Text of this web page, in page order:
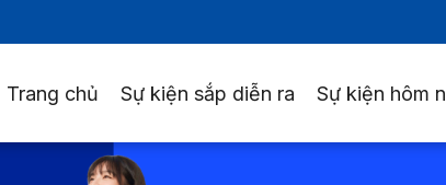
Trang chủ Sự kiện sắp diễn ra Sự kiện hôm